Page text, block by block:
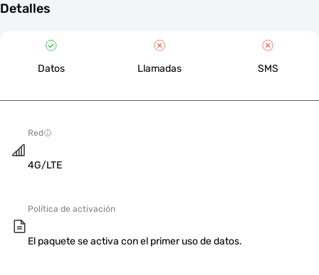
Detalles
Datos Llamadas SMS
Red
4G/LTE
Política de activación
El paquete se activa con el primer uso de datos.